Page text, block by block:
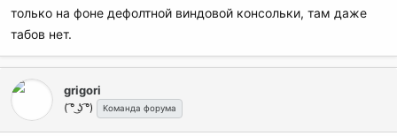
только на фоне дефолтной виндовой консольки, там даже
табов нет.
grigori
( ͡° ͜ʖ ͡°) Команда форума